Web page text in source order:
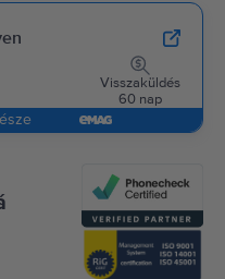
Visszaküldés
60 nap